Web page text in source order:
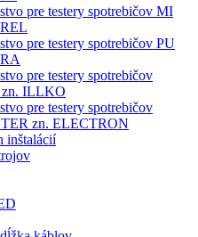
pre testery spotrebičov MI
pre testery spotrebičov PU
pre testery spotrebičov
ILLKO
pre testery spotrebičov
zn. ELECTRON
inštalácií